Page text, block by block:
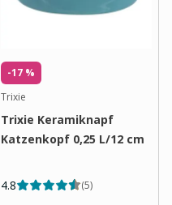
-17 %
Trixie
Trixie Keramiknapf
Katzenkopf 0,25 L/12 cm
4.8 (5)